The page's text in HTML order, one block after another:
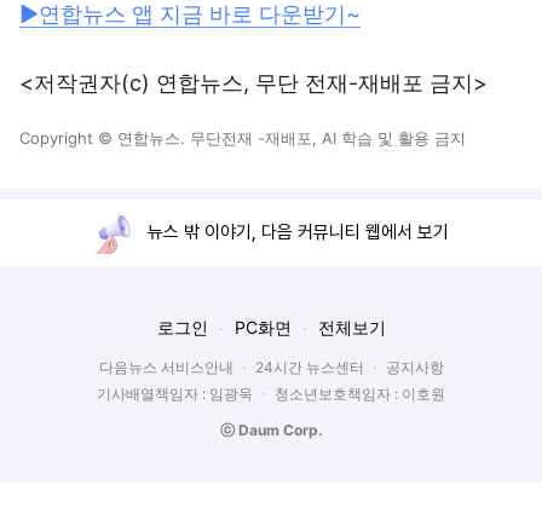
▶연합뉴스 앱 지금 바로 다운받기~
<저작권자(c) 연합뉴스, 무단 전재-재배포 금지>
Copyright © 연합뉴스. 무단전재 -재배포, AI 학습 및 활용 금지
뉴스 밖 이야기, 다음 커뮤니티 웹에서 보기
로그인 PC화면 전체보기
다음뉴스 서비스안내 24시간 뉴스센터
공지사항
기사배열책임자 : 임광욱
청소년보호책임자 : 이호원
ⓒ Daum Corp.